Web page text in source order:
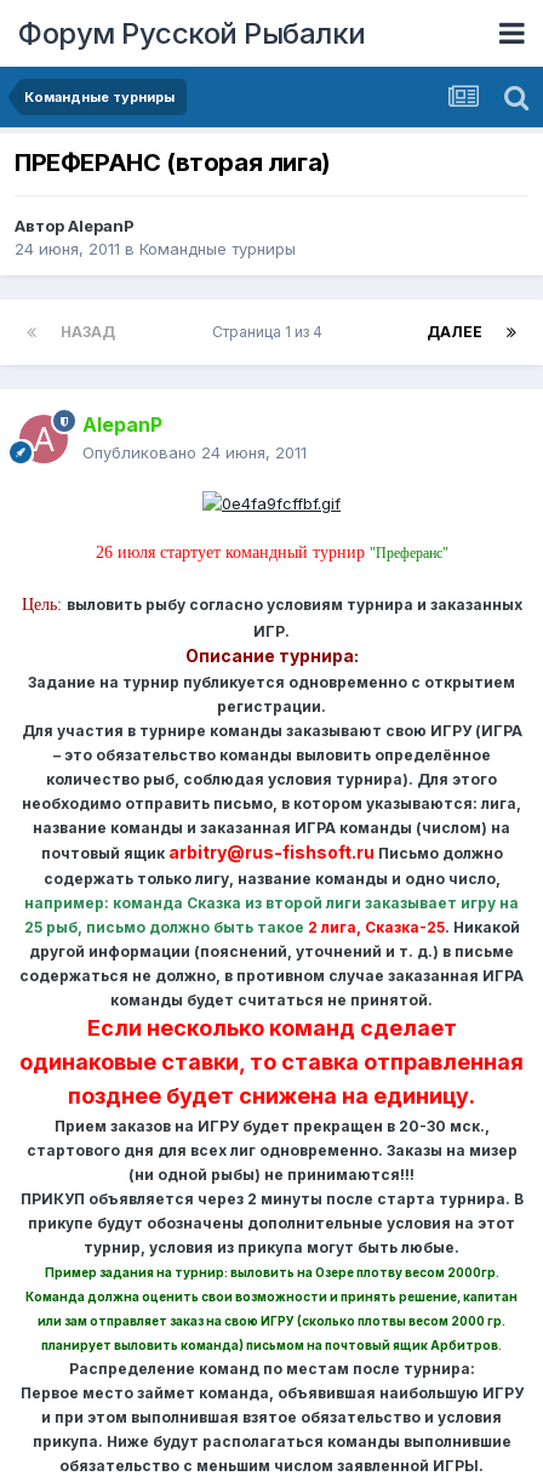
Форум Русской Рыбалки
Командные турниры
ПРЕФЕРАНС (вторая лига)
АвторAlepanP
24 июня, 2011 в Командные турниры
НАЗАД ДАЛЕЕ
Страница 1 из 4
AlepanP
Опубликовано 24 июня, 2011
26 июля стартует командный турнир "Преферанс"
Цель: выловить рыбу согласно условиям турнира и заказанных
ИГР.
Описание турнира:
Задание на турнир публикуется одновременно с открытием
регистрации.
Для участия в турнире команды заказывают свою ИГРУ (ИГРА
– это обязательство команды выловить определённое
количество рыб, соблюдая условия турнира). Для этого
необходимо отправить письмо, в котором указываются: лига,
название команды и заказанная ИГРА команды (числом) на
почтовый ящик arbitry@rus-fishsoft.ru Письмо должно
содержать только лигу, название команды и одно число,
например: команда Сказка из второй лиги заказывает игру на
25 рыб, письмо должно быть такое 2 лига, Сказка-25. Никакой
другой информации (пояснений, уточнений и т. д.) в письме
содержаться не должно, в противном случае заказанная ИГРА
команды будет считаться не принятой.
Если несколько команд сделает
одинаковые ставки, то ставка отправленная
позднее будет снижена на единицу.
Прием заказов на ИГРУ будет прекращен в 20-30 мск.,
стартового дня для всех лиг одновременно. Заказы на мизер
(ни одной рыбы) не принимаются!!!
ПРИКУП объявляется через 2 минуты после старта турнира. В
прикупе будут обозначены дополнительные условия на этот
турнир, условия из прикупа могут быть любые.
Пример задания на турнир: выловить на Озере плотву весом 2000гр.
Команда должна оценить свои возможности и принять решение, капитан
или зам отправляет заказ на свою ИГРУ (сколько плотвы весом 2000 гр.
планирует выловить команда) письмом на почтовый ящик Арбитров.
Распределение команд по местам после турнира:
Первое место займет команда, объявившая наибольшую ИГРУ
и при этом выполнившая взятое обязательство и условия
прикупа. Ниже будут располагаться команды выполнившие
обязательство с меньшим числом заявленной ИГРЫ.